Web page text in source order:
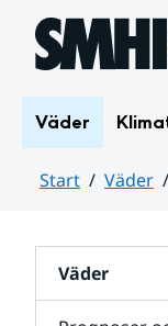
Hoppa till sidans
Väder
Start Väder
Väder